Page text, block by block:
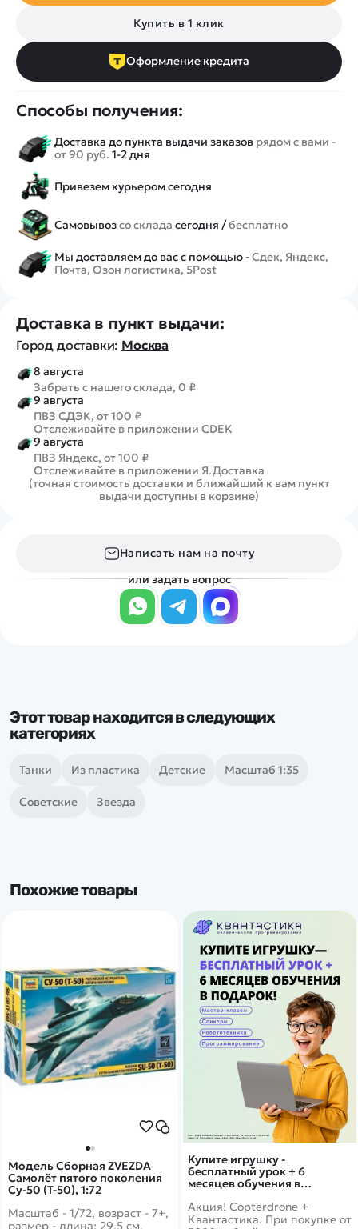
Купить в 1 клик
Оформление кредита
Способы получения:
Доставка до пункта выдачи заказов рядом с вами -
от 90 руб. 1-2 дня
Привезем курьером сегодня
Самовывозсо склада сегодня /бесплатно
Мы доставляем до вас с помощью -Сдек, Яндекс,
Почта, Озон логистика, 5Post
Доставка в пункт выдачи:
Город доставки: Москва
8 августа
Забрать с нашего склада, 0 ₽
9 августа
ПВЗ СДЭК, от 100 ₽
Отслеживайте в приложении CDEK
9 августа
ПВЗ Яндекс, от 100 ₽
Отслеживайте в приложении Я.Доставка
(точная стоимость доставки и ближайший к вам пункт
выдачи доступны в корзине)
Написать нам на почту
или задать вопрос
Этот товар находится в следующих
категориях
Танки Из пластика Детские Масштаб 1:35
Советские Звезда
Похожие товары
Купите игрушку -
бесплатный урок + 6
месяцев обучения в
Акция! Copterdrone +
Квантастика. При покупке от
Модель Сборная ZVEZDA
Самолёт пятого поколения
Су-50 (Т-50), 1:72
Масштаб - 1/72, возраст - 7+,
размер - длина: 29.5 см,